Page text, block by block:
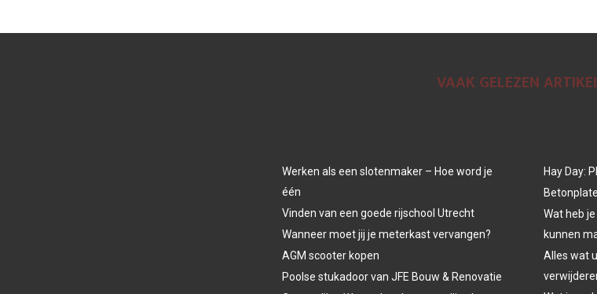
VAAK GELEZEN
Werken als een slotenmaker – Hoe word je
één
Vinden van een goede rijschool Utrecht
Wanneer moet jij je meterkast vervangen?
AGM scooter kopen
Poolse stukadoor van JFE Bouw & Renovatie
Hay Day:
Wat heb
kunnen
Alles wat